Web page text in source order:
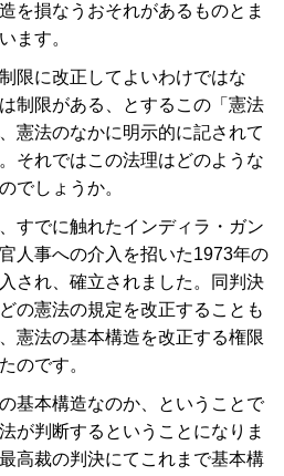
を損なうおそれがあるものとま
ます。
限に改正してよいわけではな
制限がある、とするこの「憲法
憲法のなかに明示的に記されて
それではこの法理はどのような
でしょうか。
すでに触れたインディラ・ガン
人事への介入を招いた1973年の
され、確立されました。同判決
の憲法の規定を改正することも
憲法の基本構造を改正する権限
のです。
基本構造なのか、ということで
が判断するということになりま
高裁の判決にてこれまで基本構